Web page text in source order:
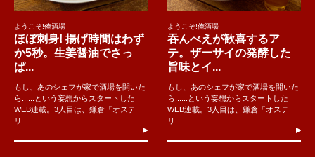
ようこそ!俺酒場
ほぼ刺身! 揚げ時間はわず
か5秒。生姜醤油でさっ
ぱ...
もし、あのシェフが家で酒場を開いた
ら......という妄想からスタートした
WEB連載。3人目は、鎌倉「オステ
リ...
ようこそ!俺酒場
吞んべえが歓喜するア
テ。ザーサイの発酵した
旨味とイ...
もし、あのシェフが家で酒場を開いた
ら......という妄想からスタートした
WEB連載。3人目は、鎌倉「オステ
リ...